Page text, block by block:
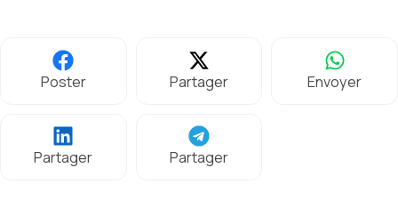
Poster Partager Envoyer
Partager Partager